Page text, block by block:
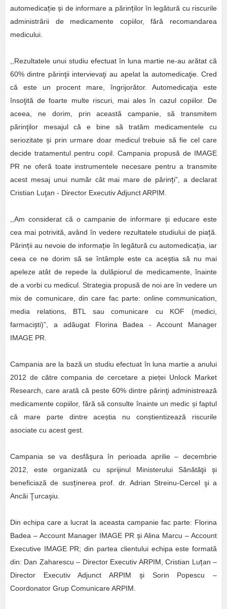
automedicațieși de informare a părinților în legătură cu riscurile
administrării de medicamente copiilor, fără recomandarea
medicului.
,,Rezultatele unui studiu efectuat în luna martie ne-au arătat că
60% dintre părinţii intervievaţi au apelat la automedicaţie. Cred
că este un procent mare, îngrijorător. Automedicaţia este
însoţită de foarte multe riscuri, mai ales în cazul copiilor. De
aceea, ne dorim, prin această campanie, să transmitem
părinţilor mesajul că e bine să tratăm medicamentele cu
seriozitateși prin urmare doar medicul trebuie să fie cel care
decide tratamentul pentru copil. Campania propusă de IMAGE
PR ne oferă toate instrumentele necesare pentru a transmite
acest mesaj unui număr cât mai mare de părinți”, a declarat
Cristian Luţan - Director Executiv Adjunct ARPIM.
,,Am considerat că o campanie de informareși educare este
cea mai potrivită, având în vedere rezultatele studiului de piață.
Părinții au nevoie de informație în legătură cu automedicația, iar
ceea ce ne dorim să se întâmple este ca aceștia să nu mai
apeleze atât de repede la dulăpiorul de medicamente, înainte
de a vorbi cu medicul. Strategia propusă de noi are în vedere un
mix de comunicare, din care fac parte: online communication,
media relations, BTL sau comunicare cu KOF (medici,
farmaciști)”, a adăugat Florina Badea - Account Manager
IMAGE PR.
Campania are la bază un studiu efectuat în luna martie a anului
2012 de către compania de cercetare a pieței Unlock Market
Research, care arată că peste 60% dintre părinţi administrează
medicamente copiilor, fără să consulte înainte un medic și faptul
că mare parte dintre aceștia nu conștientizează riscurile
asociate cu acest gest.
Campania se va desfășura în perioada aprilie – decembrie
2012, este organizată cu sprijinul Ministerului Sănătăţiiși
beneficiază de susținerea prof. dr. Adrian Streinu-Cercel şi a
Ancăi Ţurcaşiu.
Din echipa care a lucrat la aceasta campanie fac parte: Florina
Badea – Account Manager IMAGE PR și Alina Marcu – Account
Executive IMAGE PR; din partea clientului echipa este formată
din: Dan Zaharescu – Director Executiv ARPIM, Cristian Luțan –
Director Executiv Adjunct ARPIM și Sorin Popescu –
Coordonator Grup Comunicare ARPIM.